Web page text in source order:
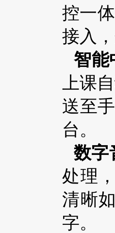
控一
接入
智能
上课
送至
台。
数字
处理
清晰
字。